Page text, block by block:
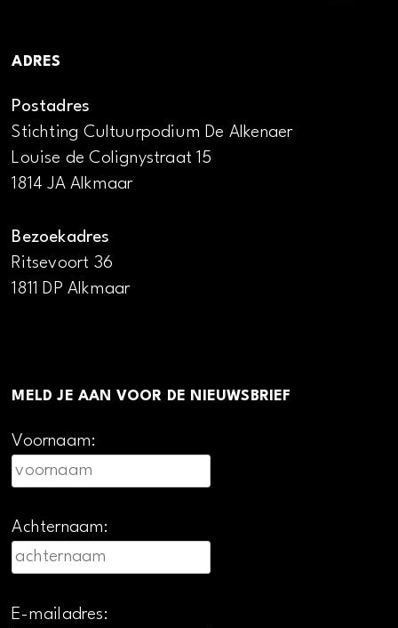
ADRES
Postadres
Stichting Cultuurpodium De Alkenaer
Louise de Colignystraat 15
1814 JA Alkmaar
Bezoekadres
Ritsevoort 36
1811 DP Alkmaar
MELD JE AAN VOOR DE NIEUWSBRIEF
Voornaam:
Achternaam:
E-mailadres: